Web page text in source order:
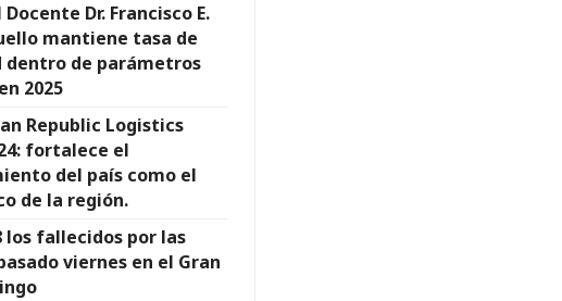
Dr. Francisco E.
mantiene tasa de
de parámetros
2025
Republic Logistics
fortalece el
del país como el
de la región.
los fallecidos por las
viernes en el Gran